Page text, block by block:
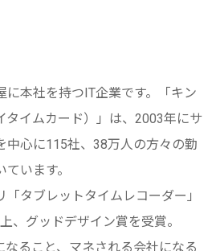
に本社を持つIT企業です。「キン
タイムカード）」は、2003年にサ
中心に115社、38万人の方々の勤
います。
タブレットタイムレコーダー」
、グッドデザイン賞を受賞。
ること、マネされる会社になる